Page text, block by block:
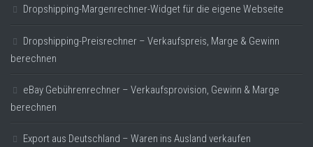
Dropshipping-Margenrechner-Widget für die eigene Webseite
Dropshipping-Preisrechner – Verkaufspreis, Marge & Gewinn
berechnen
eBay Gebührenrechner – Verkaufsprovision, Gewinn & Marge
berechnen
Export aus Deutschland – Waren ins Ausland verkaufen